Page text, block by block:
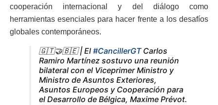
cooperación internacional y del diálogo como
herramientas esenciales para hacer frente a los desafíos
globales contemporáneos.
🇬🇹🤝🇧🇪 | El #CancillerGTCarlos
Ramiro Martínez sostuvo una reunión
bilateral con el Viceprimer Ministro y
Ministro de Asuntos Exteriores,
Asuntos Europeos y Cooperación para
el Desarrollo de Bélgica, Maxime Prévot.